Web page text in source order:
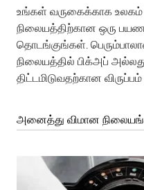
உங்கள் வருகைக்காக உலகம்
நிலையத்திற்கான ஒரு
தொடங்குங்கள்.
நிலையத்தில் பிக்அப்
திட்டமிடுவதற்கான
அனைத்து விமான